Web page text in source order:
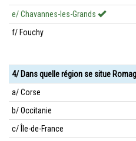
e/ Chavannes-les-Grands
f/ Fouchy
4/ Dans quelle région se situe
a/ Corse
b/ Occitanie
c/ Île-de-France